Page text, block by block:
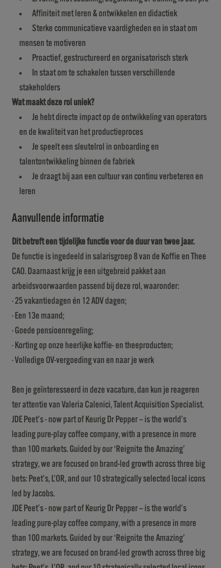
Affiniteit met leren & ontwikkelen en didactiek
Sterke communicatieve vaardigheden en in staat om
mensen te motiveren
Proactief, gestructureerd en organisatorisch sterk
In staat om te schakelen tussen verschillende
stakeholders
Wat maakt deze rol uniek?
Je hebt directe impact op de ontwikkeling van operators
en de kwaliteit van het productieproces
Je speelt een sleutelrol in onboarding en
talentontwikkeling binnen de fabriek
Je draagt bij aan een cultuur van continu verbeteren en
leren
Aanvullende informatie
Dit betreft een tijdelijke functie voor de duur van twee jaar.
De functie is ingedeeld in salarisgroep 8 van de Koffie en Thee
CAO. Daarnaast krijg je een uitgebreid pakket aan
arbeidsvoorwaarden passend bij deze rol, waaronder:
· 25 vakantiedagen én 12 ADV dagen;
· Een 13e maand;
· Goede pensioenregeling;
· Korting op onze heerlijke koffie- en theeproducten;
· Volledige OV-vergoeding van en naar je werk
Ben je geïnteresseerd in deze vacature, dan kun je reageren
ter attentie van Valeria Calenici, Talent Acquisition Specialist.
JDE Peet’s - now part of Keurig Dr Pepper – is the world’s
leading pure-play coffee company, with a presence in more
than 100 markets. Guided by our ‘Reignite the Amazing’
strategy, we are focused on brand-led growth across three big
bets: Peet’s, L’OR, and our 10 strategically selected local icons
led by Jacobs.
JDE Peet’s - now part of Keurig Dr Pepper – is the world’s
leading pure-play coffee company, with a presence in more
than 100 markets. Guided by our ‘Reignite the Amazing’
strategy, we are focused on brand-led growth across three big